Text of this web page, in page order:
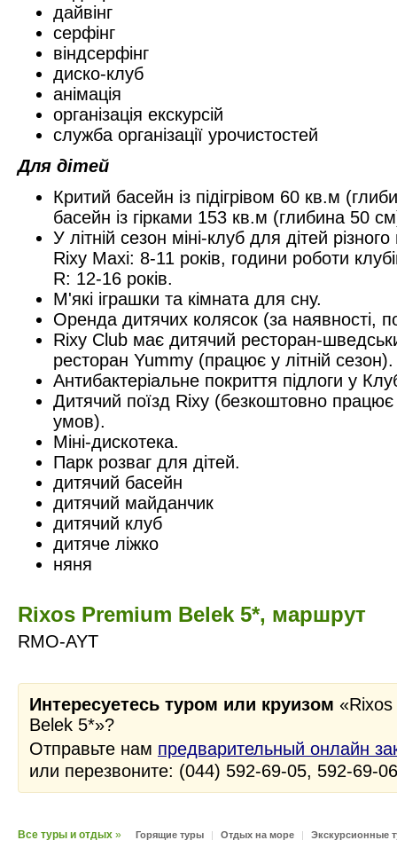
дайвінг
серфінг
віндсерфінг
диско-клуб
анімація
організація екскурсій
служба організації урочистостей
Для дітей
Критий басейн із підігрівом 60 кв.м
басейн із гірками 153 кв.м (глибина 50
У літній сезон міні-клуб для дітей
Rixy Maxi: 8-11 років, години роботи
R: 12-16 років.
М'які іграшки та кімната для сну.
Оренда дитячих колясок (за наявності,
Rixy Club має дитячий ресторан-
ресторан Yummy (працює у літній сезон).
Антибактеріальне покриття підлоги у
Дитячий поїзд Rixy (безкоштовно
умов).
Міні-дискотека.
Парк розваг для дітей.
дитячий басейн
дитячий майданчик
дитячий клуб
дитяче ліжко
няня
Rixos Premium Belek 5*, маршрут
RMO-AYT
Интересуетесь туром или круизом
Belek 5*»?
Отправьте нам предварительный онлайн
или перезвоните: (044) 592-69-05, 592-69-06
Все туры и отдых » Горящие туры | Отдых на море | Экскурсионные